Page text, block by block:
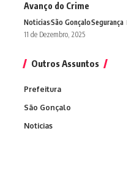
Avanço do Crime
NoticiasSão GonçaloSegurança
11 de Dezembro, 2025
Outros Assuntos
Prefeitura
São Gonçalo
Noticias